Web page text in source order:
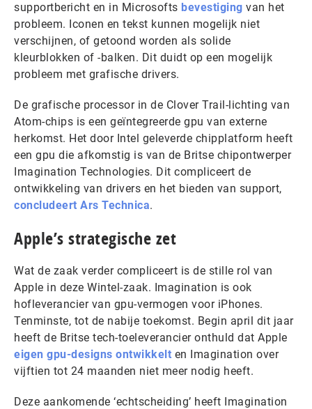
supportbericht en in Microsofts bevestiging van het
probleem. Iconen en tekst kunnen mogelijk niet
verschijnen, of getoond worden als solide
kleurblokken of -balken. Dit duidt op een mogelijk
probleem met grafische drivers.
De grafische processor in de Clover Trail-lichting van
Atom-chips is een geïntegreerde gpu van externe
herkomst. Het door Intel geleverde chipplatform heeft
een gpu die afkomstig is van de Britse chipontwerper
Imagination Technologies. Dit compliceert de
ontwikkeling van drivers en het bieden van support,
concludeert Ars Technica.
Apple’s strategische zet
Wat de zaak verder compliceert is de stille rol van
Apple in deze Wintel-zaak. Imagination is ook
hofleverancier van gpu-vermogen voor iPhones.
Tenminste, tot de nabije toekomst. Begin april dit jaar
heeft de Britse tech-toeleverancier onthuld dat Apple
eigen gpu-designs ontwikkelt en Imagination over
vijftien tot 24 maanden niet meer nodig heeft.
Deze aankomende ‘echtscheiding’ heeft Imagination